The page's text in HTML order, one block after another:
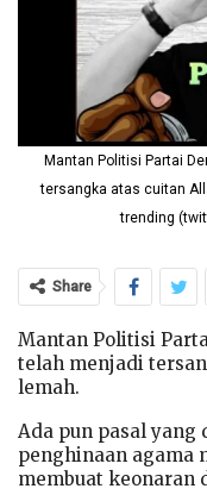
Mantan Politisi Partai
tersangka atas cuitan
trending
Share
Mantan Politisi
telah menjadi
lemah.
Ada pun pasal yang
penghinaan agama
membuat keonaran